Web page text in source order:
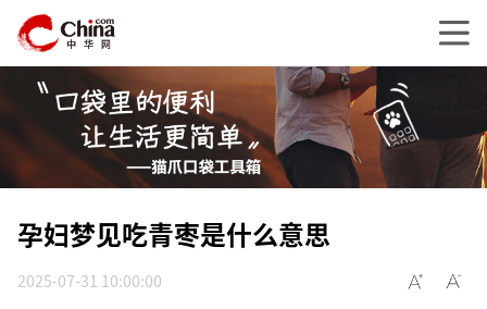
孕妇梦见吃青枣是什么意思
2025-07-31 10:00:00